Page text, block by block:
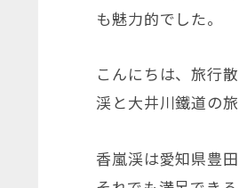
も魅力的でした。
こんにちは、旅行
渓と大井川鐵道の
香嵐渓は愛知県豊